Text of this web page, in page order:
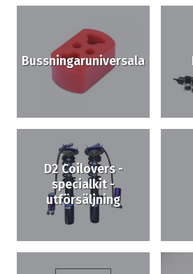
Bussningaruniversala
D2 Coilovers -
specialkit -
utförsäljning